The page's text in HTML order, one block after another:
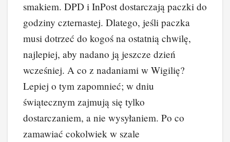
smakiem. DPD i InPost dostarczają paczki do
godziny czternastej. Dlatego, jeśli paczka
musi dotrzeć do kogoś na ostatnią chwilę,
najlepiej, aby nadano ją jeszcze dzień
wcześniej. A co z nadaniami w Wigilię?
Lepiej o tym zapomnieć; w dniu
świątecznym zajmują się tylko
dostarczaniem, a nie wysyłaniem. Po co
zamawiać cokolwiek w szale